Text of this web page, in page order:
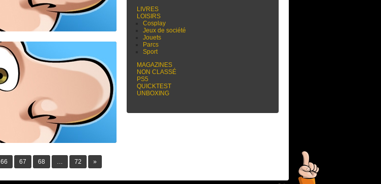
66 67 68 … 72 »
LIVRES
LOISIRS
Cosplay
Jeux de société
Jouets
Parcs
Sport
MAGAZINES
NON CLASSÉ
PS5
QUICKTEST
UNBOXING